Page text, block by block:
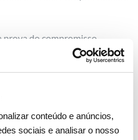
conteúdo e anúncios,
sociais e analisar o nosso
prova do compromisso
práticas ambientais,
reforçado uma vez mais no
nomeadamente
mantém um crescimento